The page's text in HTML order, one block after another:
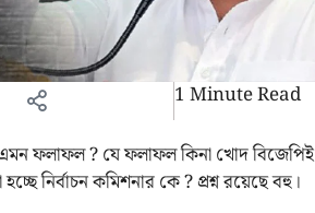
1 Minute Read
ফলাফল ? যে ফলাফল কিনা খোদ বিজেপিই
নির্বাচন কমিশনার কে ? প্রশ্ন রয়েছে বহু।